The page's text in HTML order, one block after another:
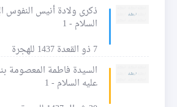
ذكرى ولادة أنيس النفوس
السلام - 1
7 ذو القعدة 1437 للهجرة
السيدة فاطمة المعصومة
عليه السلام - 1